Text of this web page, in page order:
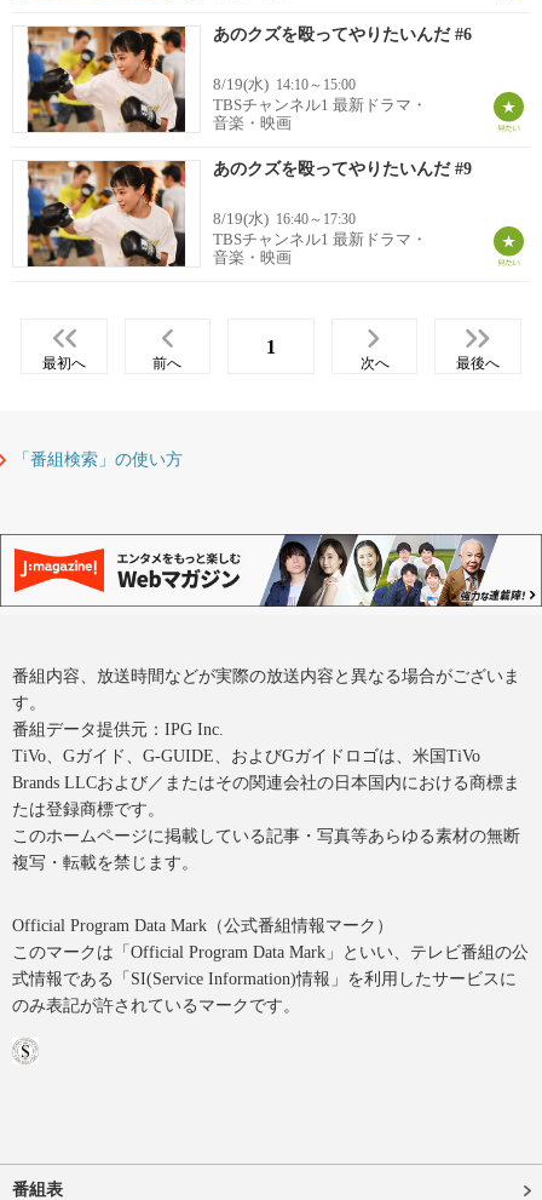
あのクズを殴ってやりたいんだ #6
8/19(水) 14:10～15:00
TBSチャンネル1 最新ドラマ・
音楽・映画
あのクズを殴ってやりたいんだ #9
8/19(水) 16:40～17:30
TBSチャンネル1 最新ドラマ・
音楽・映画
最初へ 前へ
1
次へ 最後へ
「番組検索」の使い方
番組内容、放送時間などが実際の放送内容と異なる場合がございま
す。
番組データ提供元：IPG Inc.
TiVo、Gガイド、G-GUIDE、およびGガイドロゴは、米国TiVo
Brands LLCおよび／またはその関連会社の日本国内における商標ま
たは登録商標です。
このホームページに掲載している記事・写真等あらゆる素材の無断
複写・転載を禁じます。
Official Program Data Mark（公式番組情報マーク）
このマークは「Official Program Data Mark」といい、テレビ番組の公
式情報である「SI(Service Information)情報」を利用したサービスに
のみ表記が許されているマークです。
番組表